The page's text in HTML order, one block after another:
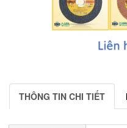
THÔNG TIN CHI TIẾT